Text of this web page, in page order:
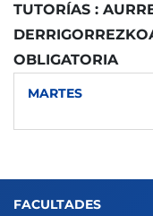
TUTORÍAS :
OBLIGATORIA
MARTES
FACULTADES